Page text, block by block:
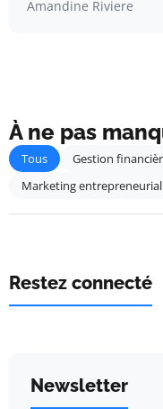
Amandine Riviere
À ne pas
Tous Gestion
Marketing entrepreneurial
Restez connecté
Newsletter